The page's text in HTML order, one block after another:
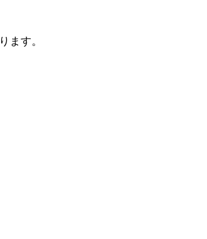
ます。